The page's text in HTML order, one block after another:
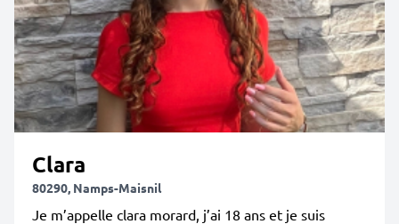
Clara
80290, Namps-Maisnil
Je m’appelle clara morard, j’ai 18 ans et je suis